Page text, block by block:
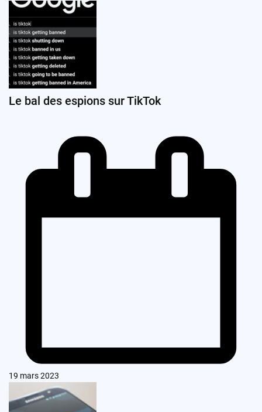
Le bal des espions sur TikTok
19 mars 2023